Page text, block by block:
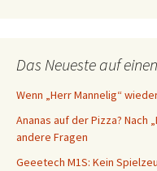
Das Neueste auf
Wenn „Herr Mannelig“
Ananas auf der Pizza? Nach
andere Fragen
Geeetech M1S: Kein